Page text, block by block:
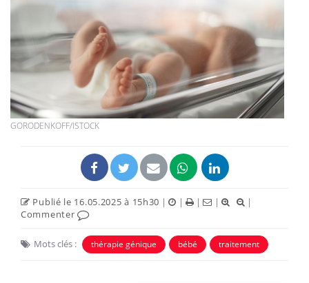
GORODENKOFF/ISTOCK
Publié le 16.05.2025 à 15h30 | | | |
|
Commenter
Mots clés : thérapie génique bébé traitement